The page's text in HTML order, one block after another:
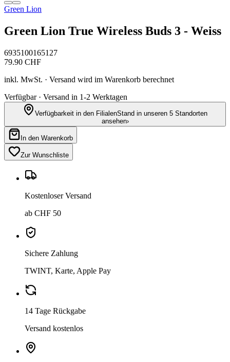
Green Lion
Green Lion True Wireless Buds 3 - Weiss
6935100165127
79.90 CHF
inkl. MwSt. · Versand wird im Warenkorb berechnet
Verfügbar · Versand in 1-2 Werktagen
Verfügbarkeit in den FilialenStand in unseren 5 Standorten
ansehen›
In den Warenkorb
Zur Wunschliste
Kostenloser Versand
ab CHF 50
Sichere Zahlung
TWINT, Karte, Apple Pay
14 Tage Rückgabe
Versand kostenlos